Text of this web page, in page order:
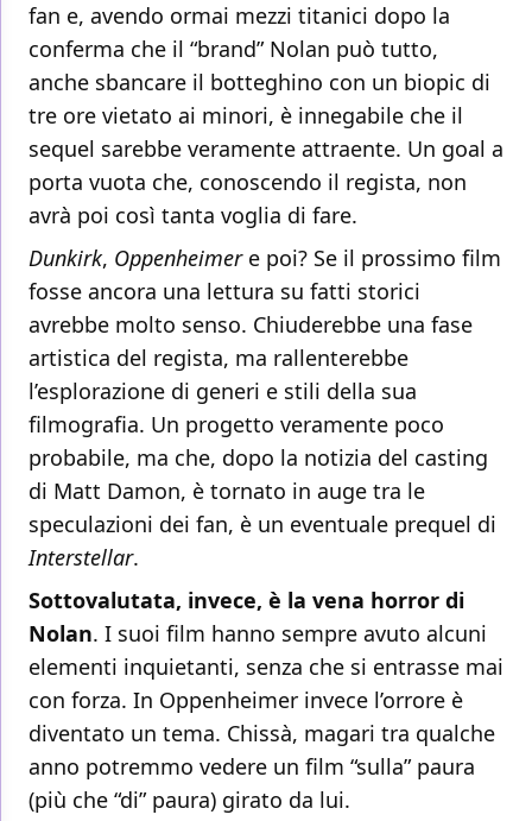
fan e, avendo ormai mezzi titanici dopo la
conferma che il “brand” Nolan può tutto,
anche sbancare il botteghino con un biopic di
tre ore vietato ai minori, è innegabile che il
sequel sarebbe veramente attraente. Un goal a
porta vuota che, conoscendo il regista, non
avrà poi così tanta voglia di fare.
Dunkirk, Oppenheimere poi? Se il prossimo film
fosse ancora una lettura su fatti storici
avrebbe molto senso. Chiuderebbe una fase
artistica del regista, ma rallenterebbe
l’esplorazione di generi e stili della sua
filmografia. Un progetto veramente poco
probabile, ma che, dopo la notizia del casting
di Matt Damon, è tornato in auge tra le
speculazioni dei fan, è un eventuale prequel di
Interstellar.
Sottovalutata, invece, è la vena horror di
Nolan. I suoi film hanno sempre avuto alcuni
elementi inquietanti, senza che si entrasse mai
con forza. In Oppenheimer invece l’orrore è
diventato un tema. Chissà, magari tra qualche
anno potremmo vedere un film “sulla” paura
(più che “di” paura) girato da lui.